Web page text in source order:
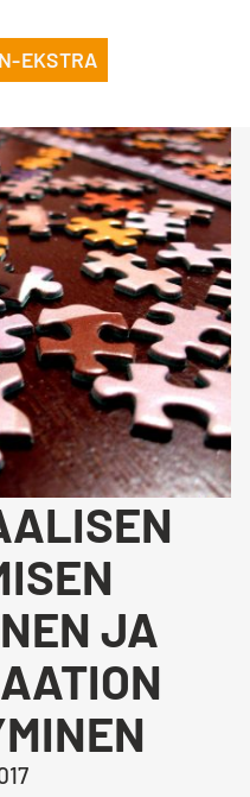
EKSTRA
JA